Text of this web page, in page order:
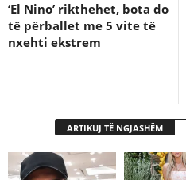
‘El Nino’ rikthehet, bota do
të përballet me 5 vite të
nxehti ekstrem
ARTIKUJ TË NGJASHËM